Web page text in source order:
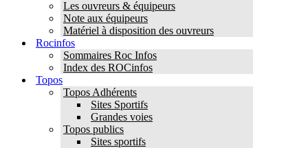
Les ouvreurs & équipeurs
Note aux équipeurs
Matériel à disposition des ouvreurs
Rocinfos
Sommaires Roc Infos
Index des ROCinfos
Topos
Topos Adhérents
Sites Sportifs
Grandes voies
Topos publics
Sites sportifs